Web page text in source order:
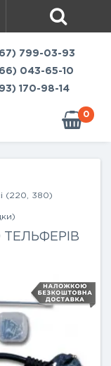
799-03-93
043-65-10
170-98-14
0
(220, 380)